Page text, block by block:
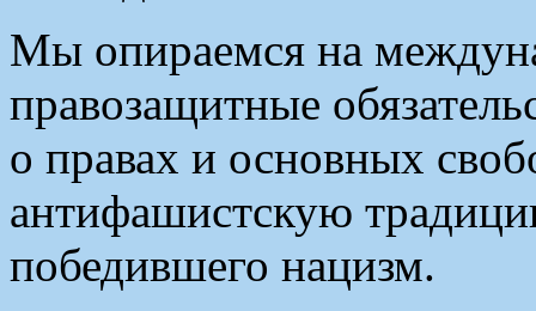
Мы опираемся на
правозащитные
о правах и основных
антифашистскую
победившего нацизм.